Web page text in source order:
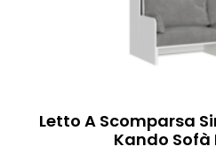
Letto A Scomparsa
Kando Sofà